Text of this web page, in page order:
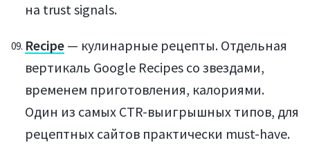
на trust signals.
Recipe — кулинарные рецепты. Отдельная
вертикаль Google Recipes со звездами,
временем приготовления, калориями.
Один из самых CTR-выигрышных типов, для
рецептных сайтов практически must-have.